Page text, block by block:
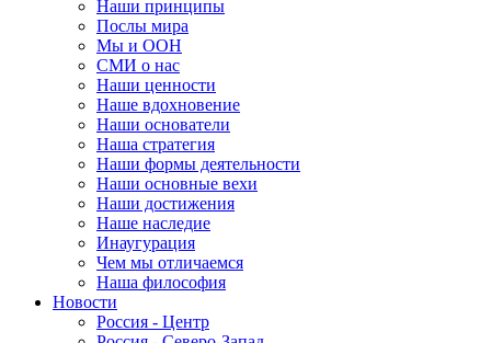
Наши принципы
Послы мира
Мы и ООН
СМИ о нас
Наши ценности
Наше вдохновение
Наши основатели
Наша стратегия
Наши формы деятельности
Наши основные вехи
Наши достижения
Наше наследие
Инаугурация
Чем мы отличаемся
Наша философия
Новости
Россия - Центр